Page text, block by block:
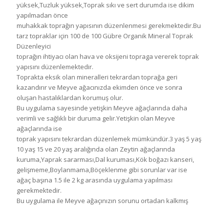
yüksek,Tuzluk yüksek,Toprak sıkı ve sert durumda ise dikim
yapılmadan önce
muhakkak toprağın yapısının düzenlenmesi gerekmektedir.Bu
tarz topraklar için 100 de 100 Gübre Organik Mineral Toprak
Düzenleyici
toprağın ihtiyacı olan hava ve oksijeni topraga vererek toprak
yapısını düzenlemektedir.
Toprakta eksik olan mineralleri tekrardan toprağa geri
kazandırır ve Meyve ağacınızda ekimden önce ve sonra
oluşan hastalıklardan korumuş olur.
Bu uygulama sayesinde yetişkin Meyve ağaçlarında daha
verimli ve sağlıklı bir duruma gelir.Yetişkin olan Meyve
ağaçlarında ise
toprak yapısını tekrardan düzenlemek mümkündür.3 yaş 5 yaş
10 yaş 15 ve 20 yaş aralığında olan Zeytin ağaçlarında
kuruma,Yaprak sararması,Dal kuruması,Kök boğazı kanseri,
gelişmeme,Boylanmama,Böçeklenme gibi sorunlar var ise
ağaç başına 1.5 ile 2 kg arasında uygulama yapılması
gerekmektedir.
Bu uygulama ile Meyve ağaçınızın sorunu ortadan kalkmış